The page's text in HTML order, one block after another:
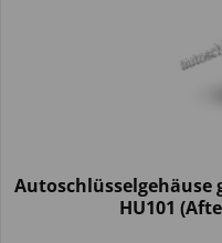
Autoschlüsselgehäuse
HU101